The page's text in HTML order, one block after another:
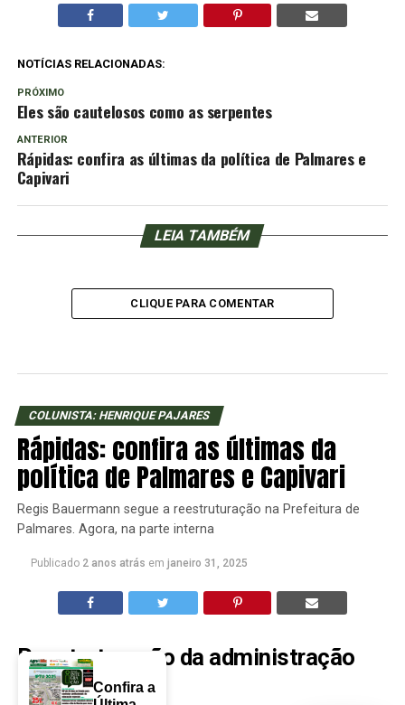
NOTÍCIAS RELACIONADAS:
PRÓXIMO
Eles são cautelosos como as serpentes
ANTERIOR
Rápidas: confira as últimas da política de Palmares e
Capivari
LEIA TAMBÉM
CLIQUE PARA COMENTAR
COLUNISTA: HENRIQUE PAJARES
Rápidas: confira as últimas da
política de Palmares e Capivari
Regis Bauermann segue a reestruturação na Prefeitura de
Palmares. Agora, na parte interna
Publicado 2 anos atrás em janeiro 31, 2025
Reestruturação da administração
em Palmares
Confira a